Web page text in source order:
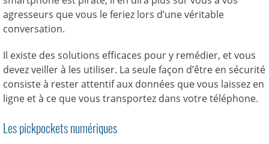
agresseurs que vous le feriez lors d’une véritable
conversation.
Il existe des solutions efficaces pour y remédier, et vous
devez veiller à les utiliser. La seule façon d’être en sécurité
consiste à rester attentif aux données que vous laissez en
ligne et à ce que vous transportez dans votre téléphone.
Les pickpockets numériques